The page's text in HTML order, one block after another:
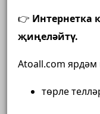
👉 Интернетка
җиңеләйтү.
Atoall.com ярдәм
төрле